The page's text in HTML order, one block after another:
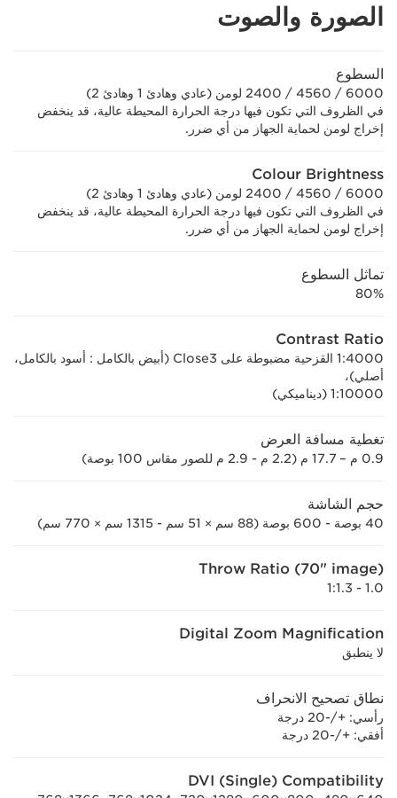
الصورة والصوت
السطوع
6000 / 4560 / 2400 لومن (عادي وهادئ 1 وهادئ 2)
في الظروف التي تكون فيها درجة الحرارة المحيطة عالية، قد ينخفض
إخراج لومن لحماية الجهاز من أي ضرر.
Colour Brightness
6000 / 4560 / 2400 لومن (عادي وهادئ 1 وهادئ 2)
في الظروف التي تكون فيها درجة الحرارة المحيطة عالية، قد ينخفض
إخراج لومن لحماية الجهاز من أي ضرر.
تماثل السطوع
80%
Contrast Ratio
4000:‏1 القزحية مضبوطة على Close3 (أبيض بالكامل : أسود بالكامل،
أصلي)،
10000:‏1 (ديناميكي)
تغطية مسافة العرض
0.9 م – 17.7 م (2.2 م - 2.9 م للصور مقاس 100 بوصة)
حجم الشاشة
40 بوصة - 600 بوصة (88 سم × 51 سم - 1315 سم × 770 سم)
Throw Ratio (70" image)
1.0 - 1.3:‏1
Digital Zoom Magnification
لا ينطبق
نطاق تصحيح الانحراف
رأسي: +/-20 درجة
أفقي: +/-20 درجة
DVI (Single) Compatibility